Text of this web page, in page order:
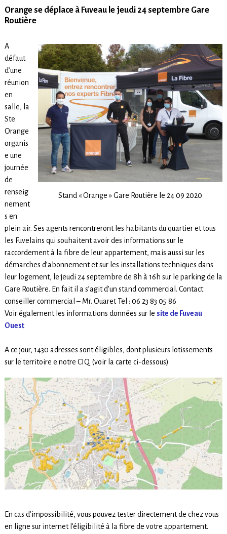
Orange se déplace à Fuveau le jeudi 24 septembre Gare
Routière
Stand « Orange » Gare Routière le 24 09 2020
A
défaut
d’une
réunion
en
salle, la
Ste
Orange
organis
e une
journée
de
renseig
nement
s en
plein air. Ses agents rencontreront les habitants du quartier et tous
les Fuvelains qui souhaitent avoir des informations sur le
raccordement à la fibre de leur appartement, mais aussi sur les
démarches d’abonnement et sur les installations techniques dans
leur logement, le jeudi 24 septembre de 8h à 16h sur le parking de la
Gare Routière. En fait il a s’agit d’un stand commercial. Contact
conseiller commercial – Mr. Ouaret Tel : 06 23 83 05 86
Voir également les informations données sur le site de Fuveau
Ouest
A ce jour, 1430 adresses sont éligibles, dont plusieurs lotissements
sur le territoire e notre CIQ. (voir la carte ci-dessous)
En cas d’impossibilité, vous pouvez tester directement de chez vous
en ligne sur internet l’éligibilité à la fibre de votre appartement.